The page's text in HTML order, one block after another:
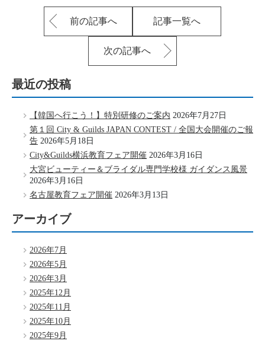
前の記事へ 記事一覧へ
次の記事へ
最近の投稿
【韓国へ行こう！】特別研修のご案内 2026年7月27日
第１回 City & Guilds JAPAN CONTEST / 全国大会開催のご報
告 2026年5月18日
City&Guilds横浜教育フェア開催 2026年3月16日
大宮ビューティー＆ブライダル専門学校様 ガイダンス風景
2026年3月16日
名古屋教育フェア開催 2026年3月13日
アーカイブ
2026年7月
2026年5月
2026年3月
2025年12月
2025年11月
2025年10月
2025年9月